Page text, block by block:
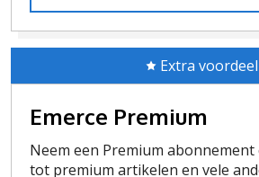
Extra voordeel
Emerce Premium
Neem een Premium
tot premium artikelen en vele